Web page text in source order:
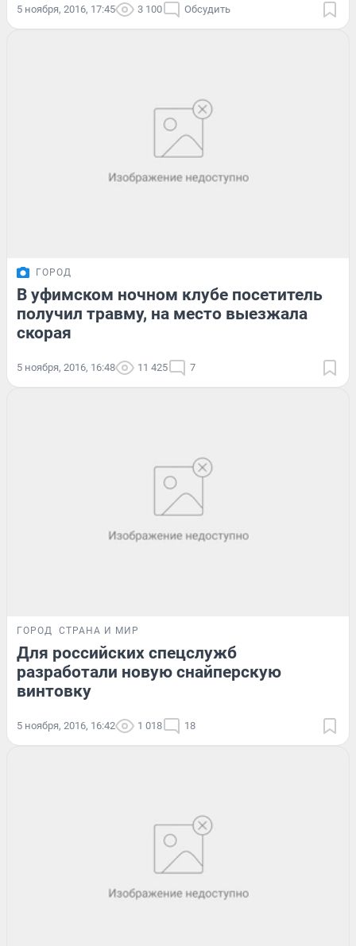
5 ноября, 2016, 17:45 3 100 Обсудить
ГОРОД
В уфимском ночном клубе посетитель
получил травму, на место выезжала
скорая
5 ноября, 2016, 16:48 11 425 7
ГОРОД СТРАНА И МИР
Для российских спецслужб
разработали новую снайперскую
винтовку
5 ноября, 2016, 16:42 1 018 18